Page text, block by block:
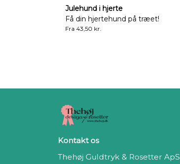
Julehund i hjerte
Få din hjertehund på træet!
Fra 43,50 kr.
Kontakt os
Thehøj Guldtryk & Rosetter ApS